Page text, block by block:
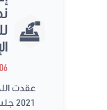
06 أفريل 2021